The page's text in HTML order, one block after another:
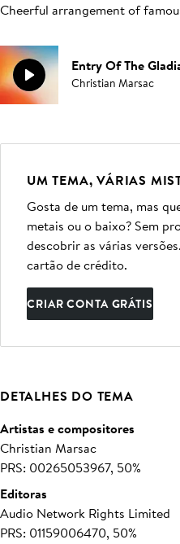
Cheerful arrangement of
Entry Of The
Christian Marsac
UM TEMA, VÁRIAS
Gosta de um tema, mas
metais ou o baixo? Sem
descobrir as várias
cartão de crédito.
CRIAR CONTA GRÁTIS
DETALHES DO TEMA
Artistas e compositores
Christian Marsac
PRS: 00265053967, 50%
Editoras
Audio Network Rights Limited
PRS: 01159006470, 50%